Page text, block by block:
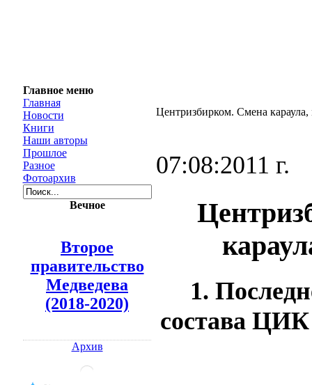
Главное меню
Главная
Новости
Книги
Наши авторы
Прошлое
Разное
Фотоархив
Вечное
Второе
правительство
Медведева
(2018-2020)
Архив
Центризбирком. Смена караула,
07:08:2011 г.
1.
состава